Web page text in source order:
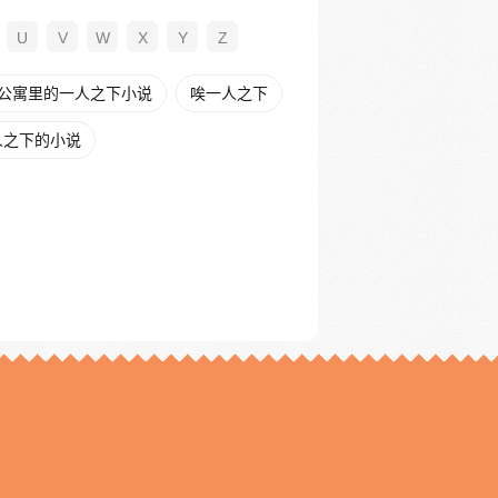
U V W X Y Z
寓里的一人之下小说 唉一人之下
下的小说